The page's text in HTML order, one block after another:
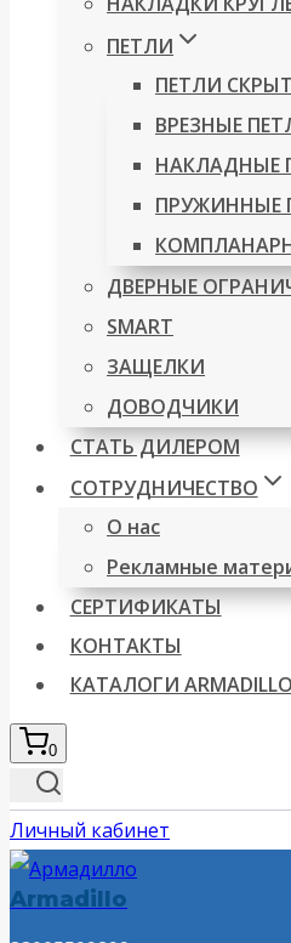
ПЕТЛИ
ПЕТЛИ
ВРЕЗНЫЕ
НАКЛАДНЫЕ
ПРУЖИННЫЕ
ДВЕРНЫЕ
SMART
ЗАЩЕЛКИ
ДОВОДЧИКИ
СТАТЬ ДИЛЕРОМ
СОТРУДНИЧЕСТВО
О нас
Рекламные
СЕРТИФИКАТЫ
КОНТАКТЫ
КАТАЛОГИ
0
Личный кабинет
Armadillo